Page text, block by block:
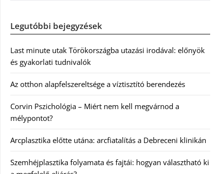
Legutóbbi bejegyzések
Last minute utak Törökországba utazási irodával: előnyök
és gyakorlati tudnivalók
Az otthon alapfelszereltsége a víztisztító berendezés
Corvin Pszichológia – Miért nem kell megvárnod a
mélypontot?
Arcplasztika előtte utána: arcfiatalítás a Debreceni klinikán
Szemhéjplasztika folyamata és fajtái: hogyan választható ki